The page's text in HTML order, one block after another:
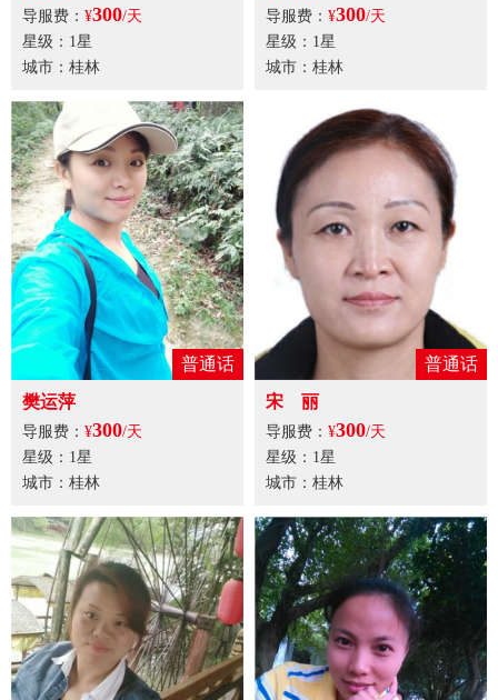
导服费： ¥300/天
星级：1星
城市：桂林
导服费： ¥300/天
星级：1星
城市：桂林
普通话
樊运萍
导服费： ¥300/天
星级：1星
城市：桂林
普通话
宋 丽
导服费： ¥300/天
星级：1星
城市：桂林